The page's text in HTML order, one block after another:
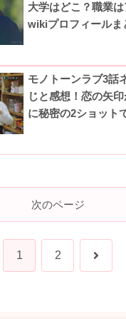
大学はどこ？職業
wikiプロフィールま
モノトーンラブ3話
じと感想！恋の矢
に秘密の2ショット
次のページ
1 2 次